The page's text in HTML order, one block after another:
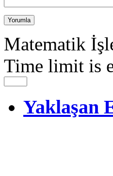
Matematik
Time limit is
Yaklaşan